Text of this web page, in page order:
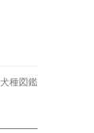
犬種図鑑